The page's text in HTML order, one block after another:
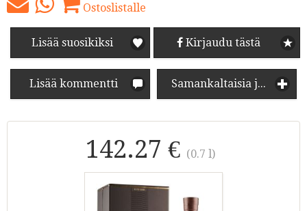
Ostoslistalle
Lisää suosikiksi Kirjaudu tästä
Lisää kommentti Samankaltaisia juomia
142.27 € (0.7 l)